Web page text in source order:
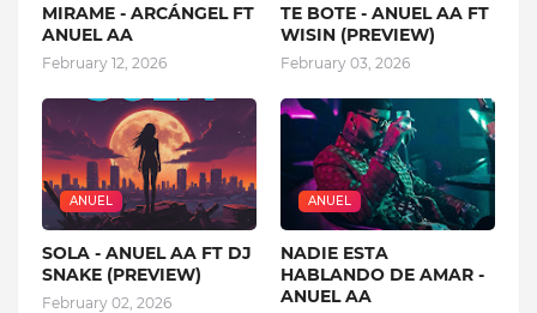
MIRAME - ARCÁNGEL FT
ANUEL AA
February 12, 2026
TE BOTE - ANUEL AA FT
WISIN (PREVIEW)
February 03, 2026
ANUEL
SOLA - ANUEL AA FT DJ
SNAKE (PREVIEW)
February 02, 2026
ANUEL
NADIE ESTA
HABLANDO DE AMAR -
ANUEL AA